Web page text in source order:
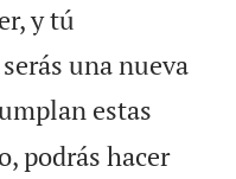
y tú
una nueva
estas
podrás hacer